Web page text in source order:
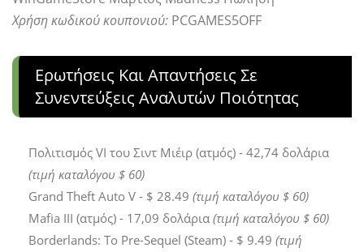
Χρήση κωδικού κουπονιού: PCGAMES5OFF
Ερωτήσεις Και Απαντήσεις Σε
Συνεντεύξεις Αναλυτών Ποιότητας
Πολιτισμός VI του Σιντ Μιέιρ (ατμός) - 42,74 δολάρια
(τιμή καταλόγου $ 60)
Grand Theft Auto V - $ 28.49 (τιμή καταλόγου $ 60)
Mafia III (ατμός) - 17,09 δολάρια (τιμή καταλόγου $ 60)
Borderlands: Το Pre-Sequel (Steam) - $ 9.49 (τιμή